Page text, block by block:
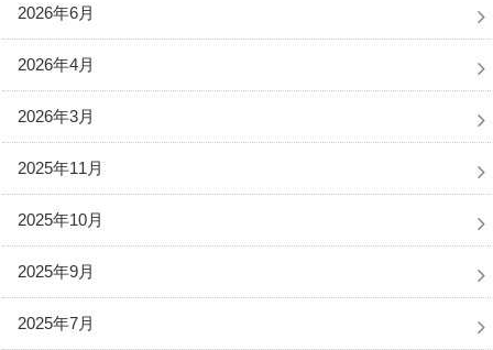
2026年6月
2026年4月
2026年3月
2025年11月
2025年10月
2025年9月
2025年7月